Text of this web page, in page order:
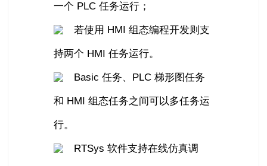
一个 PLC 任务运行；
若使用 HMI 组态编程开发则支
持两个 HMI 任务运行。
Basic 任务、PLC 梯形图任务
和 HMI 组态任务之间可以多任务运
行。
RTSys 软件支持在线仿真调